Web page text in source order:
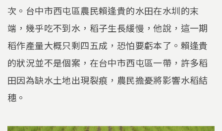
次。台中市西屯區農民賴逢貴的水田在水圳的末
端，幾乎吃不到水，稻子生長緩慢，他說，這一期
稻作產量大概只剩四五成，恐怕要虧本了。賴逢貴
的狀況並不是個案，在台中市西屯區一帶，許多稻
田因為缺水土地出現裂痕，農民擔憂將影響水稻結
穗。